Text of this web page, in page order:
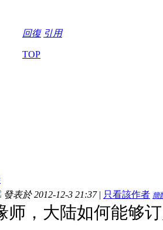
回復 引用
TOP
發表於 2012-12-3 21:37| 只看該作者 簡
师，大陆如何能够